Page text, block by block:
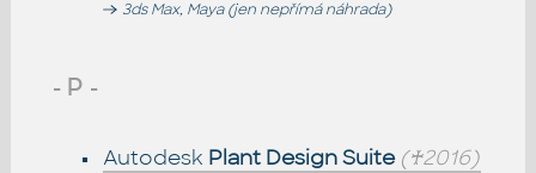
3ds Max, Maya (jen nepřímá náhrada)
- P -
Autodesk Plant Design Suite (♰2016)